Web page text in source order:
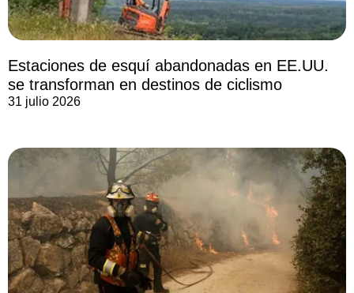
Estaciones de esquí abandonadas en EE.UU.
se transforman en destinos de ciclismo
31 julio 2026